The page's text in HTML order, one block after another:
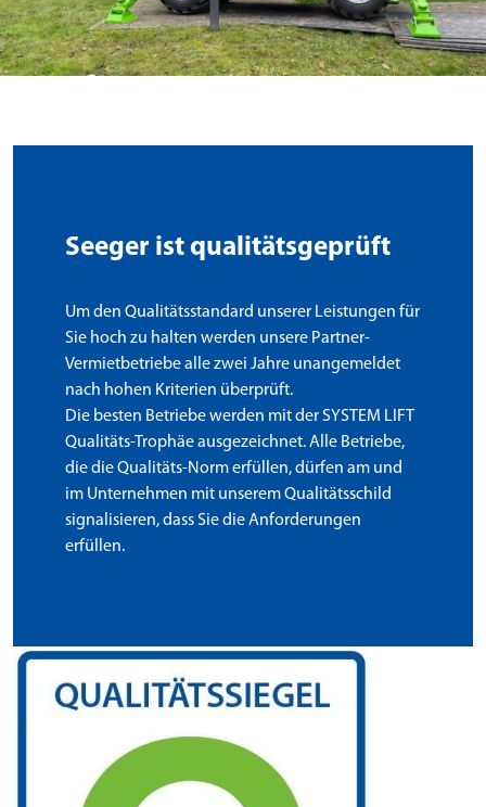
Seeger ist qualitätsgeprüft
Um den Qualitätsstandard unserer Leistungen für
Sie hoch zu halten werden unsere Partner-
Vermietbetriebe alle zwei Jahre unangemeldet
nach hohen Kriterien überprüft.
Die besten Betriebe werden mit der SYSTEM LIFT
Qualitäts-Trophäe ausgezeichnet. Alle Betriebe,
die die Qualitäts-Norm erfüllen, dürfen am und
im Unternehmen mit unserem Qualitätsschild
signalisieren, dass Sie die Anforderungen
erfüllen.